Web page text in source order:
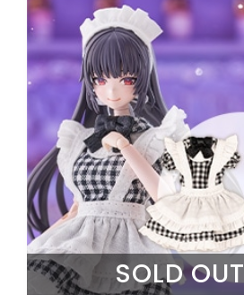
SOLD OUT